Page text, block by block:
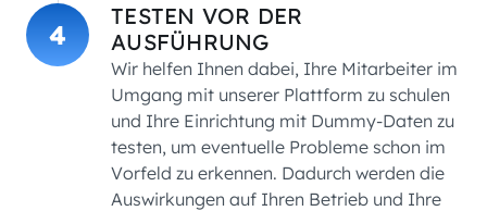
4
TESTEN VOR DER
AUSFÜHRUNG
Wir helfen Ihnen dabei, Ihre Mitarbeiter im
Umgang mit unserer Plattform zu schulen
und Ihre Einrichtung mit Dummy-Daten zu
testen, um eventuelle Probleme schon im
Vorfeld zu erkennen. Dadurch werden die
Auswirkungen auf Ihren Betrieb und Ihre